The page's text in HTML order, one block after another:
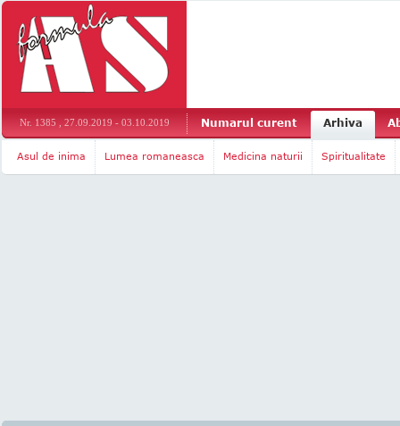
Nr. 1385 , 27.09.2019 - 03.10.2019 Numarul curent Arhiva
Asul de inima Lumea romaneasca Medicina naturii Spiritualitate